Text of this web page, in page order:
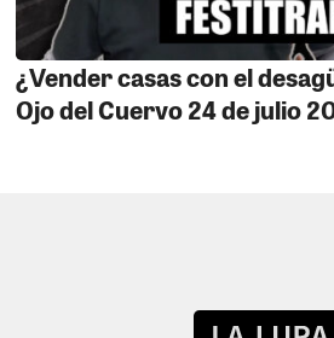
¿Vender casas con el
Ojo del Cuervo 24 de julio